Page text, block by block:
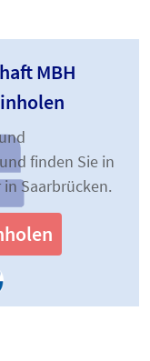
MBH
finden Sie in
Saarbrücken.